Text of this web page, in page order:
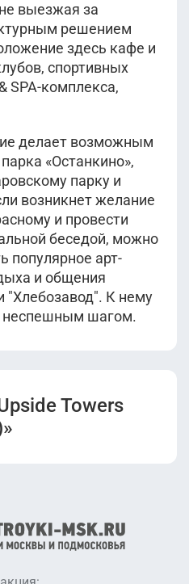
выезжая за
решением
здесь кафе и
спортивных
SPA-комплекса,
делает возможным
«Останкино»,
парку и
возникнет желание
и провести
беседой, можно
популярное арт-
и общения
"Хлебозавод". К нему
неспешным шагом.
Towers